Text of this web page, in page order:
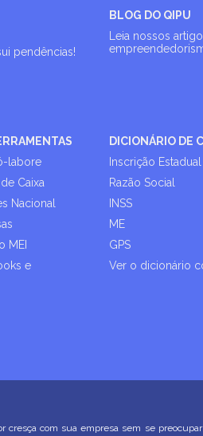
pendências!
BLOG DO QIPU
Leia nossos
labore
Caixa
Nacional
MEI
e
DICIONÁRIO DE
Inscrição Estadual
Razão Social
INSS
ME
GPS
Ver o dicionário
com sua empresa sem se